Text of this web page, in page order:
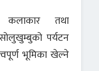
कलाकार तथा
पर्यटन
भूमिका खेल्ने